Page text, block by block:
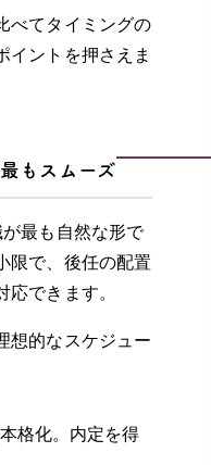
べてタイミングの
イントを押さえま
もスムーズ
最も自然な形で
限で、後任の配置
応できます。
想的なスケジュー
格化。内定を得